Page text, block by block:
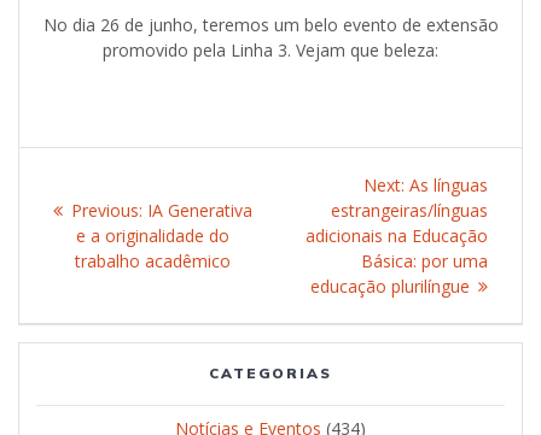
No dia 26 de junho, teremos um belo evento de extensão
promovido pela Linha 3. Vejam que beleza:
navigation
Previous: Previous
post:
IA Generativa
e a originalidade do
trabalho acadêmico
Next: Next
post:
As línguas
estrangeiras/línguas
adicionais na Educação
Básica: por uma
educação plurilíngue
CATEGORIAS
Notícias e Eventos (434)